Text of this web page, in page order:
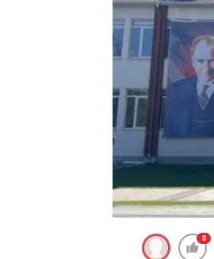
0